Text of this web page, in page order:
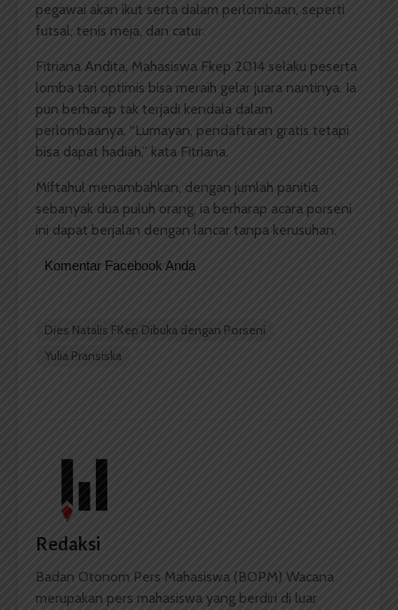
pegawai akan ikut serta dalam perlombaan, seperti
futsal, tenis meja, dan catur.
Fitriana Andita, Mahasiswa Fkep 2014 selaku peserta
lomba tari optimis bisa meraih gelar juara nantinya. Ia
pun berharap tak terjadi kendala dalam
perlombaanya. “Lumayan, pendaftaran gratis tetapi
bisa dapat hadiah,” kata Fitriana.
Miftahul menambahkan, dengan jumlah panitia
sebanyak dua puluh orang, ia berharap acara porseni
ini dapat berjalan dengan lancar tanpa kerusuhan.
Komentar Facebook Anda
Dies Natalis FKep Dibuka dengan Porseni
Yulia Pransiska
Redaksi
Badan Otonom Pers Mahasiswa (BOPM) Wacana
merupakan pers mahasiswa yang berdiri di luar